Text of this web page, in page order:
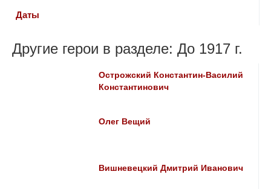
Даты
Другие герои в разделе: До 1917 г.
Острожский Константин-Василий
Константинович
Олег Вещий
Вишневецкий Дмитрий Иванович